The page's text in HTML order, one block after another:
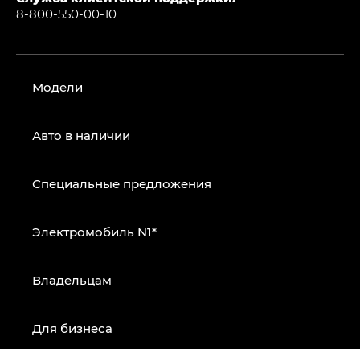
8-800-550-00-10
Модели
Авто в наличии
Специальные предложения
Электромобиль N1*
Владельцам
Для бизнеса